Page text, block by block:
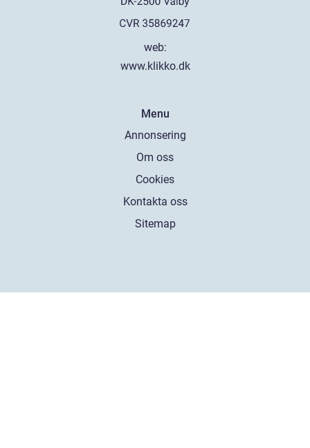
web:
www.klikko.dk
Menu
Annonsering
Om oss
Cookies
Kontakta oss
Sitemap